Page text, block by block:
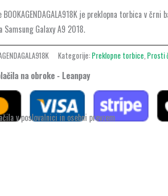
BOOKAGENDAGALA918K je preklopna torbica v
Samsung Galaxy A9 2018.
Kategorije:Preklopne torbice,Prosti
na obroke - Leanpay
v poslovalnici in osebni prevzem